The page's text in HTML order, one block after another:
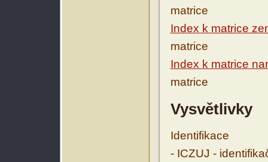
matrice
Index k matrice
matrice
Index k matrice
matrice
Vysvětlivky
Identifikace
- ICZUJ -